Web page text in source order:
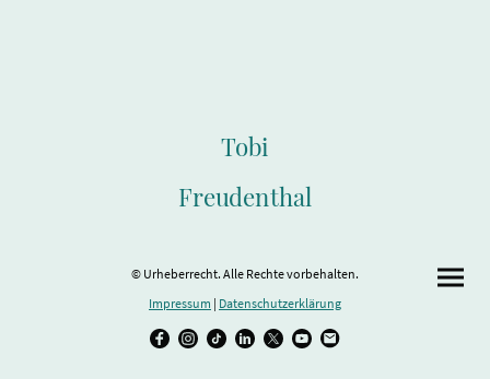
Tobi
Freudenthal
© Urheberrecht. Alle Rechte vorbehalten.
Impressum | Datenschutzerklärung